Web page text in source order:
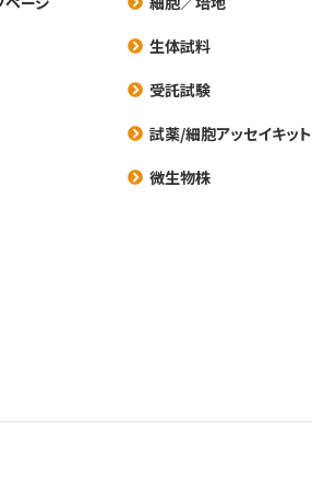
生体試料
受託試験
試薬/細胞アッセイキット
微生物株